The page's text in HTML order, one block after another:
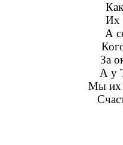
Их
А
За
А у
Мы их